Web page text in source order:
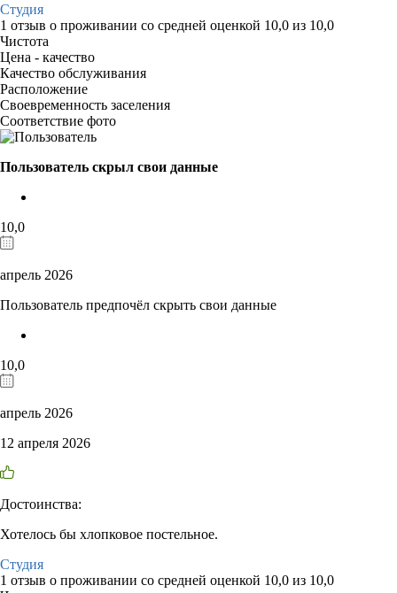
Студия
1 отзыв о проживании со средней оценкой 10,0 из 10,0
Чистота
Цена - качество
Качество обслуживания
Расположение
Своевременность заселения
Соответствие фото
Пользователь скрыл свои данные
10,0
апрель 2026
Пользователь предпочёл скрыть свои данные
10,0
апрель 2026
12 апреля 2026
Достоинства:
Хотелось бы хлопковое постельное.
Студия
1 отзыв о проживании со средней оценкой 10,0 из 10,0